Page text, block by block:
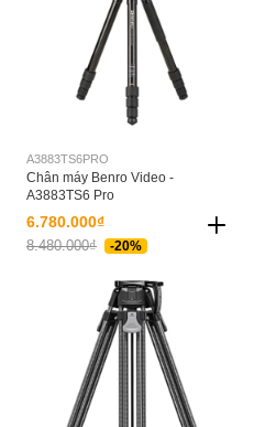
A3883TS6PRO
Chân máy Benro Video -
A3883TS6 Pro
6.780.000₫
8.480.000₫ -20%